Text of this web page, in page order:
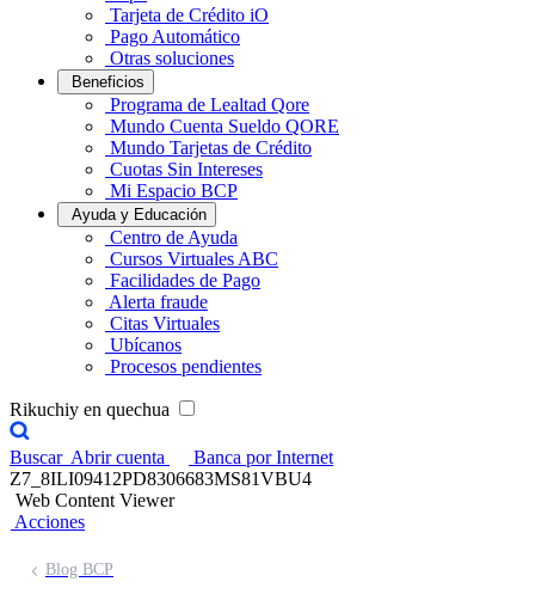
Tarjeta de Crédito iO
Pago Automático
Otras soluciones
Beneficios
Programa de Lealtad Qore
Mundo Cuenta Sueldo QORE
Mundo Tarjetas de Crédito
Cuotas Sin Intereses
Mi Espacio BCP
Ayuda y Educación
Centro de Ayuda
Cursos Virtuales ABC
Facilidades de Pago
Alerta fraude
Citas Virtuales
Ubícanos
Procesos pendientes
Rikuchiy en quechua
Buscar Abrir cuenta
Banca por Internet
Z7_8ILI09412PD8306683MS81VBU4
Web Content Viewer
Acciones
Blog BCP